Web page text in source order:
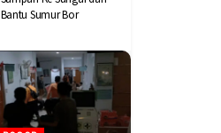
Bantu Sumur Bor